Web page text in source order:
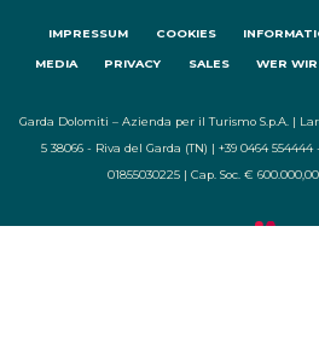
IMPRESSUM COOKIES
MEDIA PRIVACY SALES WER
Garda Dolomiti – Azienda per il Turismo S.p.A. |
5 38066 - Riva del Garda (TN) | +39 0464
01855030225 | Cap. Soc. €